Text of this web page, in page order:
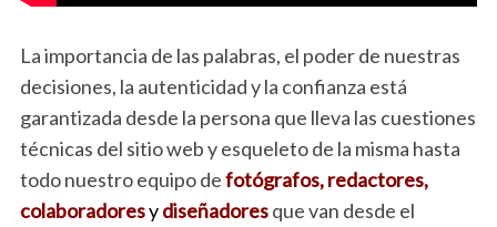
La importancia de las palabras, el poder de nuestras
decisiones, la autenticidad y la confianza está
garantizada desde la persona que lleva las cuestiones
técnicas del sitio web y esqueleto de la misma hasta
todo nuestro equipo defotógrafos, redactores,
colaboradoresydiseñadoresque van desde el